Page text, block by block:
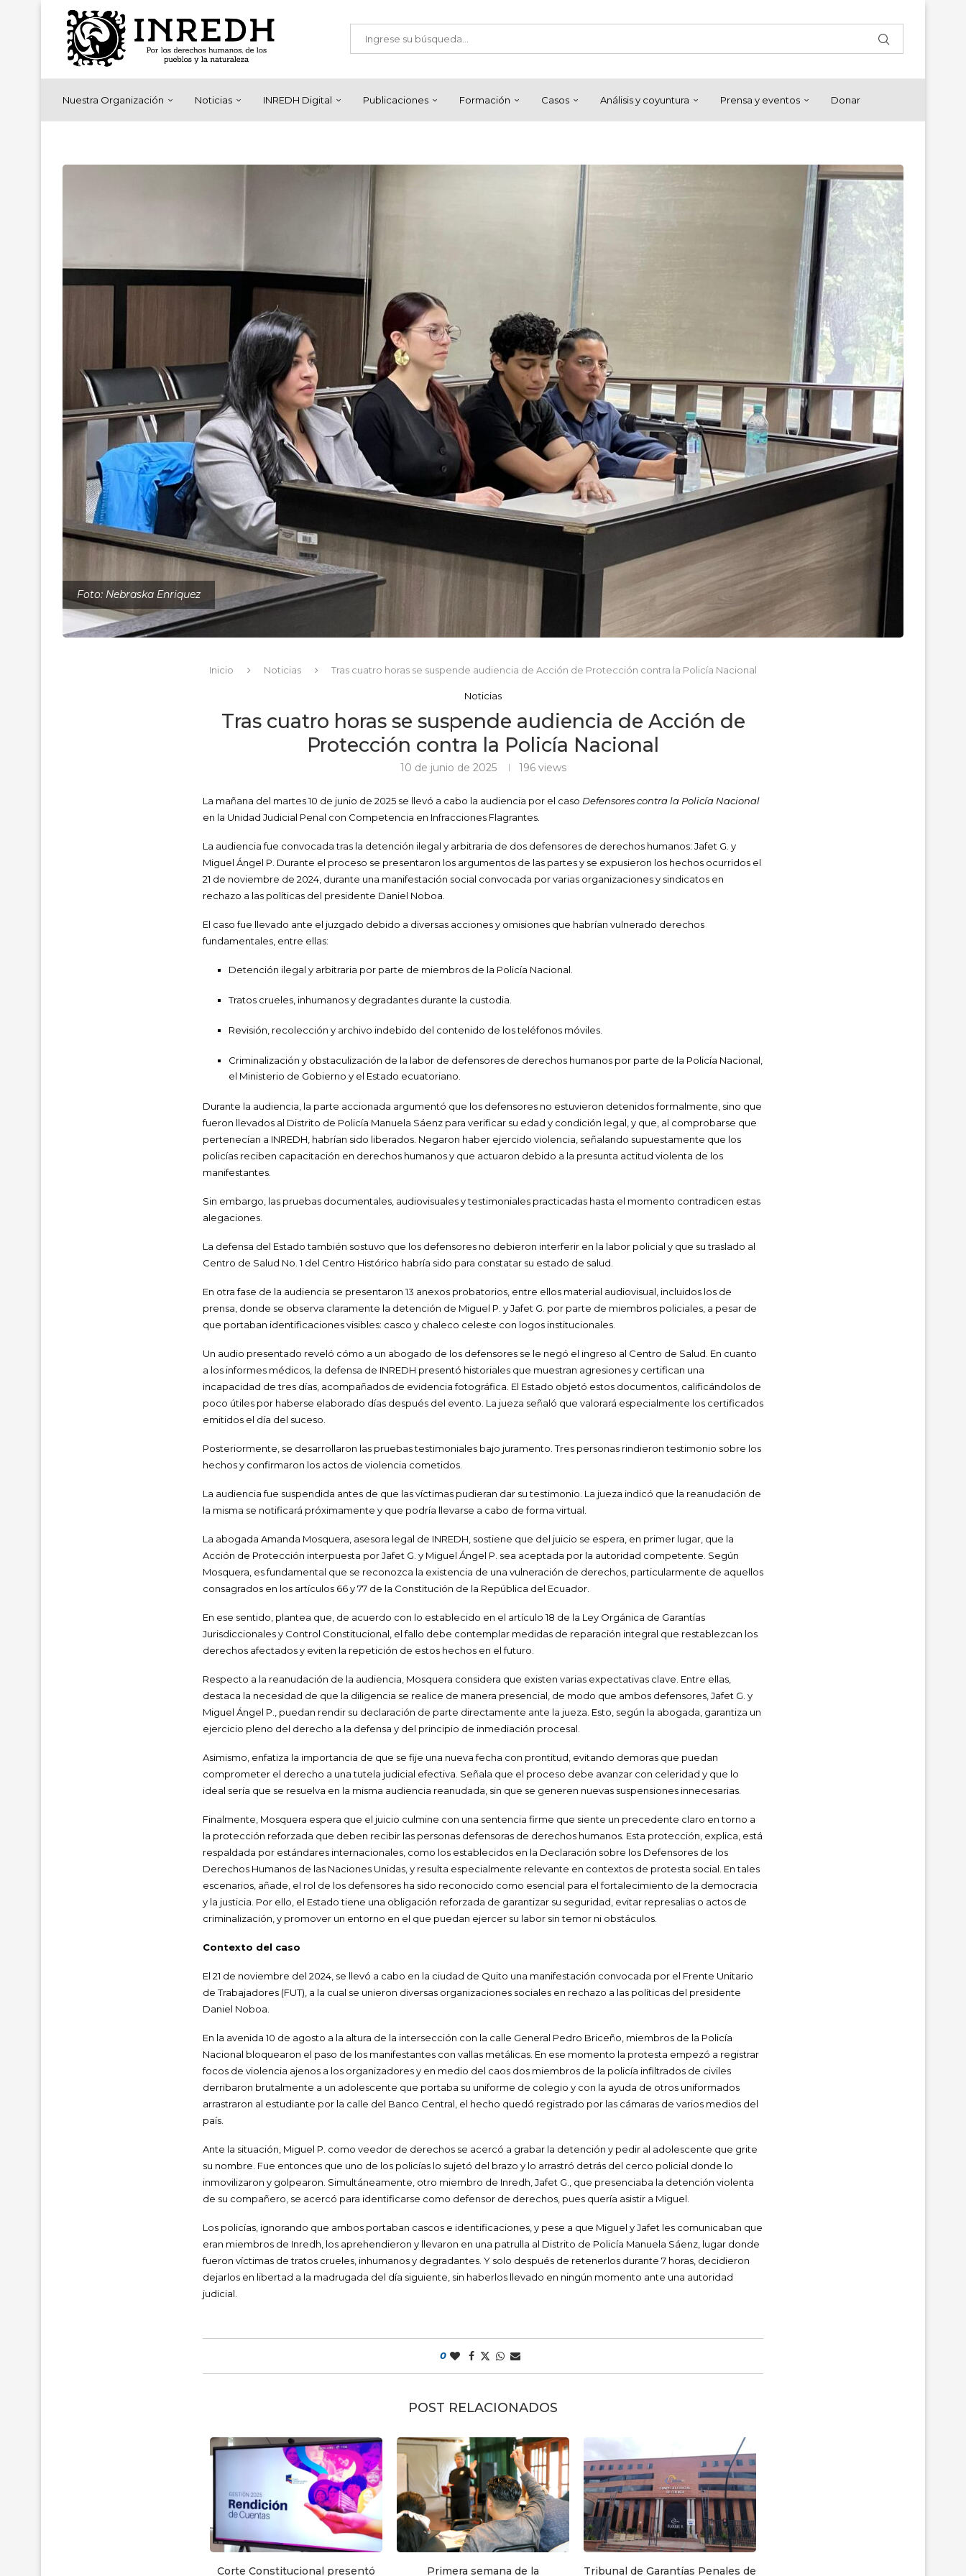
Nuestra Organización Noticias INREDH Digital Publicaciones Formación Casos Análisis y coyuntura Prensa y eventos Donar
Foto: Nebraska Enriquez
Inicio Noticias Tras cuatro horas se suspende audiencia de Acción de Protección contra la Policía Nacional
Noticias
Tras cuatro horas se suspende audiencia de Acción de
Protección contra la Policía Nacional
10 de junio de 2025 196views
La mañana del martes 10 de junio de 2025 se llevó a cabo la audiencia por el caso Defensores contra la Policía Nacional
en la Unidad Judicial Penal con Competencia en Infracciones Flagrantes.
La audiencia fue convocada tras la detención ilegal y arbitraria de dos defensores de derechos humanos: Jafet G. y
Miguel Ángel P. Durante el proceso se presentaron los argumentos de las partes y se expusieron los hechos ocurridos el
21 de noviembre de 2024, durante una manifestación social convocada por varias organizaciones y sindicatos en
rechazo a las políticas del presidente Daniel Noboa.
El caso fue llevado ante el juzgado debido a diversas acciones y omisiones que habrían vulnerado derechos
fundamentales, entre ellas:
Detención ilegal y arbitraria por parte de miembros de la Policía Nacional.
Tratos crueles, inhumanos y degradantes durante la custodia.
Revisión, recolección y archivo indebido del contenido de los teléfonos móviles.
Criminalización y obstaculización de la labor de defensores de derechos humanos por parte de la Policía Nacional,
el Ministerio de Gobierno y el Estado ecuatoriano.
Durante la audiencia, la parte accionada argumentó que los defensores no estuvieron detenidos formalmente, sino que
fueron llevados al Distrito de Policía Manuela Sáenz para verificar su edad y condición legal, y que, al comprobarse que
pertenecían a INREDH, habrían sido liberados. Negaron haber ejercido violencia, señalando supuestamente que los
policías reciben capacitación en derechos humanos y que actuaron debido a la presunta actitud violenta de los
manifestantes.
Sin embargo, las pruebas documentales, audiovisuales y testimoniales practicadas hasta el momento contradicen estas
alegaciones.
La defensa del Estado también sostuvo que los defensores no debieron interferir en la labor policial y que su traslado al
Centro de Salud No. 1 del Centro Histórico habría sido para constatar su estado de salud.
En otra fase de la audiencia se presentaron 13 anexos probatorios, entre ellos material audiovisual, incluidos los de
prensa, donde se observa claramente la detención de Miguel P. y Jafet G. por parte de miembros policiales, a pesar de
que portaban identificaciones visibles: casco y chaleco celeste con logos institucionales.
Un audio presentado reveló cómo a un abogado de los defensores se le negó el ingreso al Centro de Salud. En cuanto
a los informes médicos, la defensa de INREDH presentó historiales que muestran agresiones y certifican una
incapacidad de tres días, acompañados de evidencia fotográfica. El Estado objetó estos documentos, calificándolos de
poco útiles por haberse elaborado días después del evento. La jueza señaló que valorará especialmente los certificados
emitidos el día del suceso.
Posteriormente, se desarrollaron las pruebas testimoniales bajo juramento. Tres personas rindieron testimonio sobre los
hechos y confirmaron los actos de violencia cometidos.
La audiencia fue suspendida antes de que las víctimas pudieran dar su testimonio. La jueza indicó que la reanudación de
la misma se notificará próximamente y que podría llevarse a cabo de forma virtual.
La abogada Amanda Mosquera, asesora legal de INREDH, sostiene que del juicio se espera, en primer lugar, que la
Acción de Protección interpuesta por Jafet G. y Miguel Ángel P. sea aceptada por la autoridad competente. Según
Mosquera, es fundamental que se reconozca la existencia de una vulneración de derechos, particularmente de aquellos
consagrados en los artículos 66 y 77 de la Constitución de la República del Ecuador.
En ese sentido, plantea que, de acuerdo con lo establecido en el artículo 18 de la Ley Orgánica de Garantías
Jurisdiccionales y Control Constitucional, el fallo debe contemplar medidas de reparación integral que restablezcan los
derechos afectados y eviten la repetición de estos hechos en el futuro.
Respecto a la reanudación de la audiencia, Mosquera considera que existen varias expectativas clave. Entre ellas,
destaca la necesidad de que la diligencia se realice de manera presencial, de modo que ambos defensores, Jafet G. y
Miguel Ángel P., puedan rendir su declaración de parte directamente ante la jueza. Esto, según la abogada, garantiza un
ejercicio pleno del derecho a la defensa y del principio de inmediación procesal.
Asimismo, enfatiza la importancia de que se fije una nueva fecha con prontitud, evitando demoras que puedan
comprometer el derecho a una tutela judicial efectiva. Señala que el proceso debe avanzar con celeridad y que lo
ideal sería que se resuelva en la misma audiencia reanudada, sin que se generen nuevas suspensiones innecesarias.
Finalmente, Mosquera espera que el juicio culmine con una sentencia firme que siente un precedente claro en torno a
la protección reforzada que deben recibir las personas defensoras de derechos humanos. Esta protección, explica, está
respaldada por estándares internacionales, como los establecidos en la Declaración sobre los Defensores de los
Derechos Humanos de las Naciones Unidas, y resulta especialmente relevante en contextos de protesta social. En tales
escenarios, añade, el rol de los defensores ha sido reconocido como esencial para el fortalecimiento de la democracia
y la justicia. Por ello, el Estado tiene una obligación reforzada de garantizar su seguridad, evitar represalias o actos de
criminalización, y promover un entorno en el que puedan ejercer su labor sin temor ni obstáculos.
Contexto del caso
El 21 de noviembre del 2024, se llevó a cabo en la ciudad de Quito una manifestación convocada por el Frente Unitario
de Trabajadores (FUT), a la cual se unieron diversas organizaciones sociales en rechazo a las políticas del presidente
Daniel Noboa.
En la avenida 10 de agosto a la altura de la intersección con la calle General Pedro Briceño, miembros de la Policía
Nacional bloquearon el paso de los manifestantes con vallas metálicas. En ese momento la protesta empezó a registrar
focos de violencia ajenos a los organizadores y en medio del caos dos miembros de la policía infiltrados de civiles
derribaron brutalmente a un adolescente que portaba su uniforme de colegio y con la ayuda de otros uniformados
arrastraron al estudiante por la calle del Banco Central, el hecho quedó registrado por las cámaras de varios medios del
país.
Ante la situación, Miguel P. como veedor de derechos se acercó a grabar la detención y pedir al adolescente que grite
su nombre. Fue entonces que uno de los policías lo sujetó del brazo y lo arrastró detrás del cerco policial donde lo
inmovilizaron y golpearon. Simultáneamente, otro miembro de Inredh, Jafet G., que presenciaba la detención violenta
de su compañero, se acercó para identificarse como defensor de derechos, pues quería asistir a Miguel.
Los policías, ignorando que ambos portaban cascos e identificaciones, y pese a que Miguel y Jafet les comunicaban que
eran miembros de Inredh, los aprehendieron y llevaron en una patrulla al Distrito de Policía Manuela Sáenz, lugar donde
fueron víctimas de tratos crueles, inhumanos y degradantes. Y solo después de retenerlos durante 7 horas, decidieron
dejarlos en libertad a la madrugada del día siguiente, sin haberlos llevado en ningún momento ante una autoridad
judicial.
0
POST RELACIONADOS
Corte Constitucional presentó Primera semana de la Tribunal de Garantías Penales de